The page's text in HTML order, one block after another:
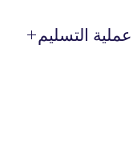
عملية التسليم